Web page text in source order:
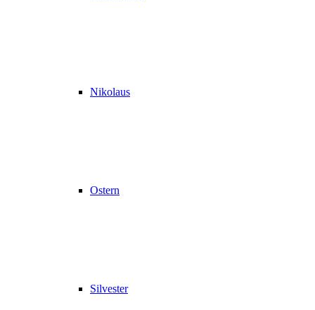
Nikolaus
Ostern
Silvester